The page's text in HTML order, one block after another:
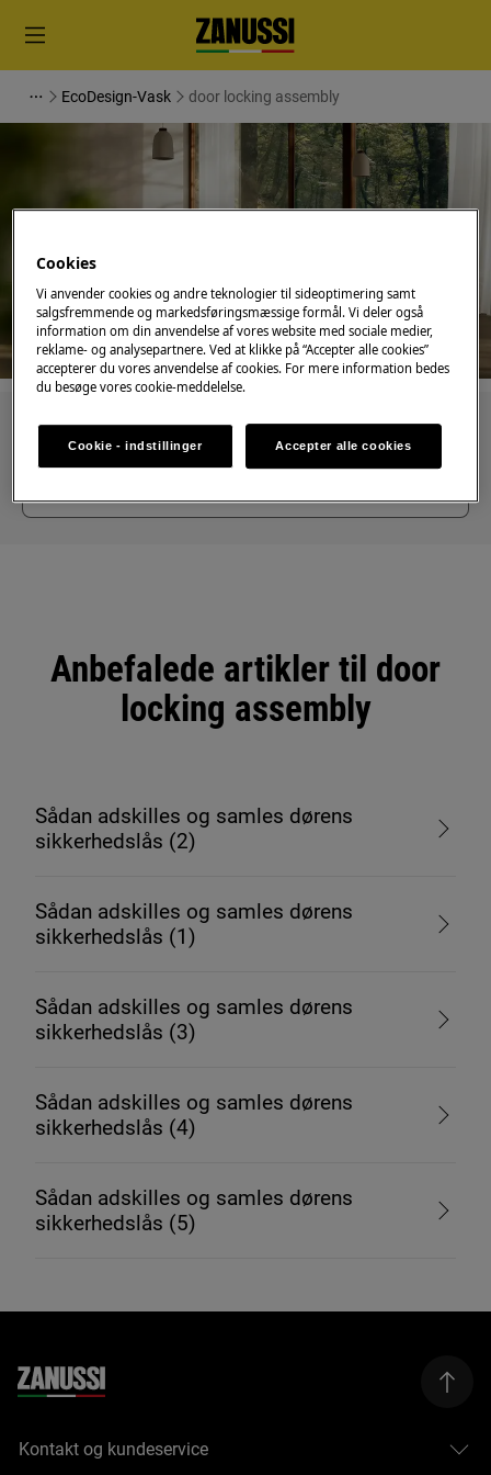
EcoDesign-Vask door locking assembly
assembly
Søg blandt vores supportartikler
Anbefalede artikler til door
locking assembly
Sådan adskilles og samles dørens
sikkerhedslås (2)
Sådan adskilles og samles dørens
sikkerhedslås (1)
Sådan adskilles og samles dørens
sikkerhedslås (3)
Sådan adskilles og samles dørens
sikkerhedslås (4)
Sådan adskilles og samles dørens
sikkerhedslås (5)
Kontakt og kundeservice
Cookies
Vi anvender cookies og andre teknologier til sideoptimering samt
salgsfremmende og markedsføringsmæssige formål. Vi deler også
information om din anvendelse af vores website med sociale medier,
reklame- og analysepartnere. Ved at klikke på “Accepter alle cookies”
accepterer du vores anvendelse af cookies. For mere information bedes
du besøge vores cookie-meddelelse.
Cookie - indstillinger Accepter alle cookies